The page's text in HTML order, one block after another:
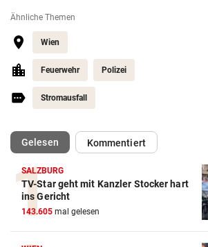
Ähnliche Themen
Wien
Feuerwehr Polizei
Stromausfall
Gelesen(ausgewählt)Kommentiert
SALZBURG
TV-Star geht mit Kanzler Stocker hart
ins Gericht
143.605 mal gelesen